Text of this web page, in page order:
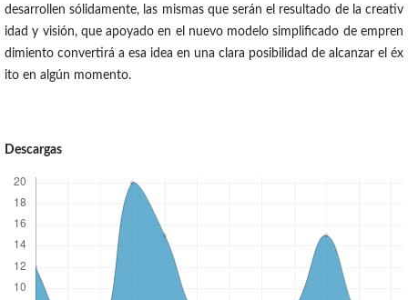
desarrollen sólidamente, las mismas que serán el resultado de la creativ
idad y visión, que apoyado en el nuevo modelo simplificado de empren
dimiento convertirá a esa idea en una clara posibilidad de alcanzar el éx
ito en algún momento.
Descargas